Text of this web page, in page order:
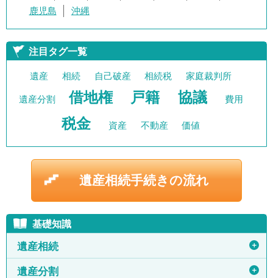
鹿児島
沖縄
注目タグ一覧
遺産 相続 自己破産 相続税 家庭裁判所
遺産分割 借地権 戸籍 協議 費用
税金 資産 不動産 価値
遺産相続手続きの流れ
基礎知識
遺産相続 ＋
遺産分割 ＋